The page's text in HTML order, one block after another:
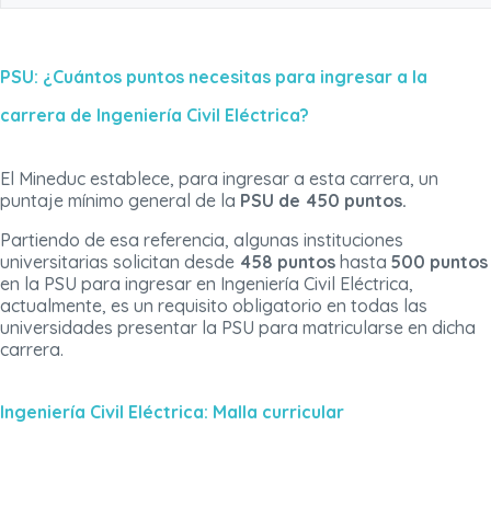
PSU: ¿Cuántos puntos necesitas para ingresar a la
carrera de Ingeniería Civil Eléctrica?
El Mineduc establece, para ingresar a esta carrera, un
puntaje mínimo general de la PSU de 450 puntos.
Partiendo de esa referencia, algunas instituciones
universitarias solicitan desde 458 puntos hasta 500 puntos
en la PSU para ingresar en Ingeniería Civil Eléctrica,
actualmente, es un requisito obligatorio en todas las
universidades presentar la PSU para matricularse en dicha
carrera.
Ingeniería Civil Eléctrica: Malla curricular